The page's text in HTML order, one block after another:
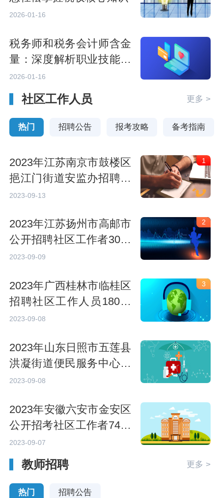
2026-01-16
税务师和税务会计师含金
量：深度解析职业技能要
求
2026-01-16
社区工作人员 更多 >
热门 招聘公告 报考攻略 备考指南
2023年江苏南京市鼓楼区
挹江门街道安监办招聘专
职安全员1人公告
2023-09-13
1
2023年江苏扬州市高邮市
公开招聘社区工作者30人
公告
2023-09-09
2
2023年广西桂林市临桂区
招聘社区工作人员180人
公告
2023-09-08
3
2023年山东日照市五莲县
洪凝街道便民服务中心招
聘城市社区工作人员24人
2023-09-08
2023年安徽六安市金安区
公开招考社区工作者74人
公告
2023-09-07
教师招聘 更多 >
热门 招聘公告